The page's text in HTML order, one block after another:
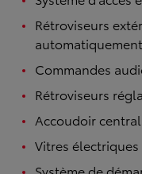
Rétroviseurs
automatiquement
Commandes
Rétroviseurs
Accoudoir central
Vitres électriques